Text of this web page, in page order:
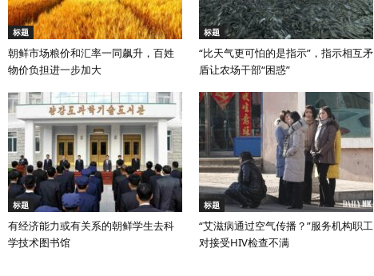
标题
朝鲜市场粮价和汇率一同飙升，百姓
物价负担进一步加大
标题
“比天气更可怕的是指示”，指示相互矛
盾让农场干部“困惑”
标题
有经济能力或有关系的朝鲜学生去科
学技术图书馆
标题
“艾滋病通过空气传播？”服务机构职工
对接受HIV检查不满